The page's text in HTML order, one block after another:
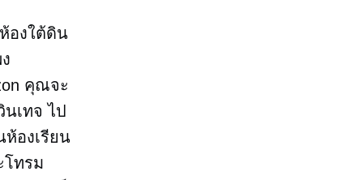
องใต้ดิน
คุณจะ
เทจ ไป
องเรียน
โทรม